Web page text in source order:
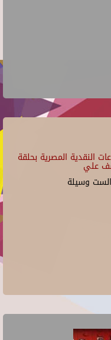
النقدية المصرية بحلقة
علي
وسيلة